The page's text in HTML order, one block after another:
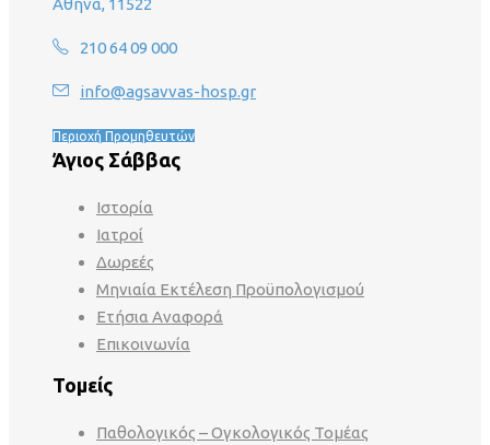
Αθήνα, 11522
210 64 09 000
info@agsavvas-hosp.gr
Περιοχή Προμηθευτών
Άγιος Σάββας
Ιστορία
Ιατροί
Δωρεές
Μηνιαία Εκτέλεση Προϋπολογισμού
Ετήσια Αναφορά
Επικοινωνία
Τομείς
Παθολογικός – Ογκολογικός Τομέας